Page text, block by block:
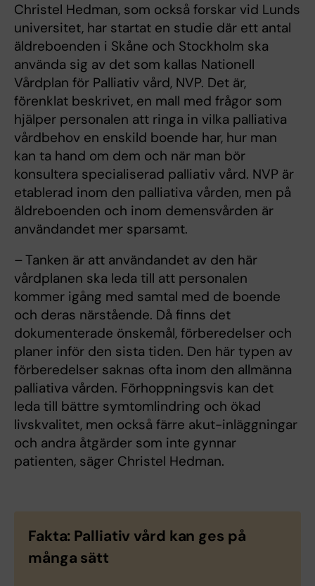
Christel Hedman, som också forskar vid Lunds
universitet, har startat en studie där ett antal
äldreboenden i Skåne och Stockholm ska
använda sig av det som kallas Nationell
Vårdplan för Palliativ vård, NVP. Det är,
förenklat beskrivet, en mall med frågor som
hjälper personalen att ringa in vilka palliativa
vårdbehov en enskild boende har, hur man
kan ta hand om dem och när man bör
konsultera specialiserad palliativ vård. NVP är
etablerad inom den palliativa vården, men på
äldreboenden och inom demensvården är
användandet mer sparsamt.
– Tanken är att användandet av den här
vårdplanen ska leda till att personalen
kommer igång med samtal med de boende
och deras närstående. Då finns det
dokumenterade önskemål, förberedelser och
planer inför den sista tiden. Den här typen av
förberedelser saknas ofta inom den allmänna
palliativa vården. Förhoppningsvis kan det
leda till bättre symtomlindring och ökad
livskvalitet, men också färre akut-inläggningar
och andra åtgärder som inte gynnar
patienten, säger Christel Hedman.
Fakta: Palliativ vård kan ges på
många sätt